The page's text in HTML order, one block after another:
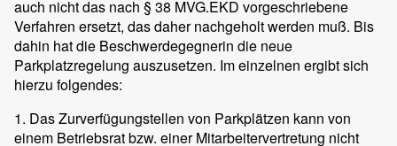
auch nicht das nach § 38 MVG.EKD vorgeschriebene
Verfahren ersetzt, das daher nachgeholt werden muß. Bis
dahin hat die Beschwerdegegnerin die neue
Parkplatzregelung auszusetzen. Im einzelnen ergibt sich
hierzu folgendes:
1. Das Zurverfügungstellen von Parkplätzen kann von
einem Betriebsrat bzw. einer Mitarbeitervertretung nicht